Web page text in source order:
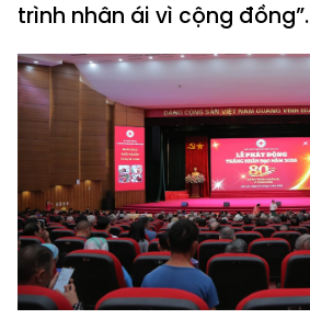
trình nhân ái vì cộng đồng”.